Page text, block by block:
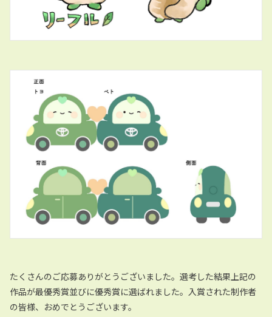
たくさんのご応募ありがとうございました。選考した結果上記の
作品が最優秀賞並びに優秀賞に選ばれました。入賞された制作者
の皆様、おめでとうございます。